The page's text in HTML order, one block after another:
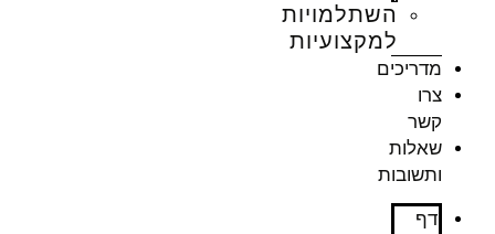
השתלמויות
למקצועיות
מדריכים
צרו
קשר
שאלות
ותשובות
דף